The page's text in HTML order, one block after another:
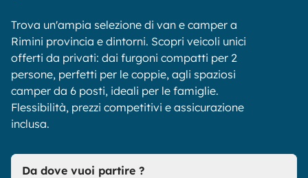
Trova un'ampia selezione di van e camper a
Rimini provincia e dintorni. Scopri veicoli unici
offerti da privati: dai furgoni compatti per 2
persone, perfetti per le coppie, agli spaziosi
camper da 6 posti, ideali per le famiglie.
Flessibilità, prezzi competitivi e assicurazione
inclusa.
Da dove vuoi partire ?